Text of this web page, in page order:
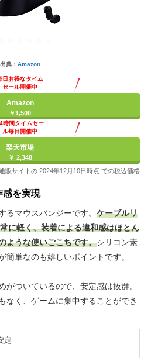
出典： Amazon
日お得なタイム
セール開催中
Amazon
￥1,500
時間タイムセー
ル毎日開催中
楽天市場
￥ 2,348
販サイトの 2024年12月10日時点 での税込価格
感を実現
るマウスバンジーです。 ケーブルリ
に軽く、装着による違和感はほとん
ような使いごこちです。シリコン素
簡単なのも嬉しいポイントです。
がついているので、安定感は抜群。
なく、ゲームに集中することができ
定